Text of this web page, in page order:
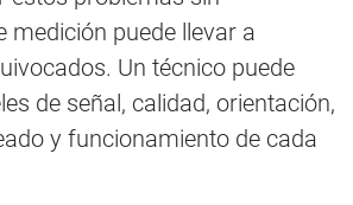
medición puede llevar a
Un técnico puede
de señal, calidad, orientación,
y funcionamiento de cada